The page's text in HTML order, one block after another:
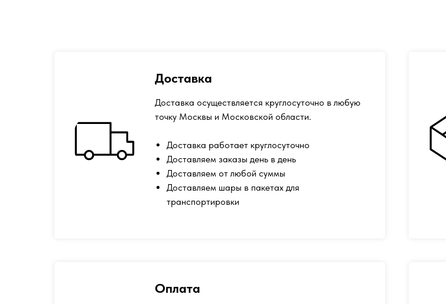
Доставка
Доставка осуществляется круглосуточно в любую
точку Москвы и Московской области.
Доставка работает круглосуточно
Доставляем заказы день в день
Доставляем от любой суммы
Доставляем шары в пакетах для
транспортировки
Оплата